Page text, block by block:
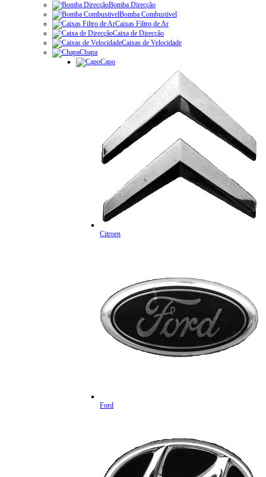
Bomba Direcção
Bomba Combustivel
Caixas Filtro de Ar
Caixa de Direcção
Caixas de Velocidade
Chapa
Capo
Citroen
Ford